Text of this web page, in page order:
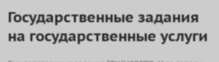
Государственные задания
на государственные услуги